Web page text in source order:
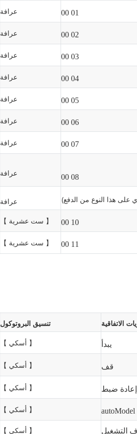
01 00 عرافة
02 00 عرافة
03 00 عرافة
04 00 عرافة
05 00 عرافة
06 00 عرافة
07 00 عرافة
08 00 عرافة
على هذا النوع من الدفع) عرافة
10 00
【 ست عشرية 】
11 00
【 ست عشرية 】
الاتفاقية تنسيق البروتوكول
يبدأ 【 أسكي 】
قف 【 أسكي 】
إعادة ضبط 【 أسكي 】
autoModel
【 أسكي 】
التشغيل 【 أسكي 】